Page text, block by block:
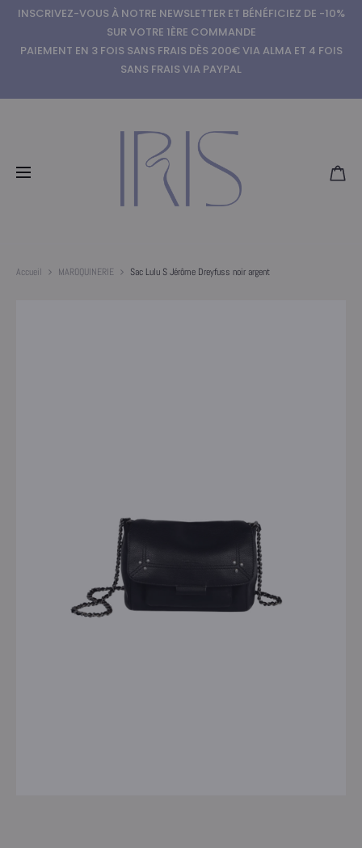
INSCRIVEZ-VOUS À NOTRE NEWSLETTER ET BÉNÉFICIEZ DE -10%
SUR VOTRE 1ÈRE COMMANDE
PAIEMENT EN 3 FOIS SANS FRAIS DÈS 200€ VIA ALMA ET 4 FOIS
SANS FRAIS VIA PAYPAL
Accueil MAROQUINERIE Sac Lulu S Jérôme Dreyfuss noir argent